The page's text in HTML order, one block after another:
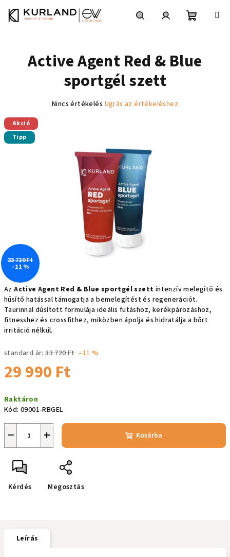
AzActive Agent Red & Blue sportgél szett intenzív melegítő és
hűsítő hatással támogatja a bemelegítést és regenerációt.
Taurinnal dúsított formulája ideális futáshoz, kerékpározáshoz,
fitnesshez és crossfithez, miközben ápolja és hidratálja a bőrt
irritáció nélkül.
standard ár: 33 720 Ft –11 %
29 990 Ft
Raktáron
Kód: 09001-RBGEL
+
− Kosárba
Kérdés Megosztás
Active Agent Red & Blue
sportgél szett
A
Nincs értékelés Ugrás az értékeléshez
Akció
Tipp
33 720 Ft
–11 %
Leírás